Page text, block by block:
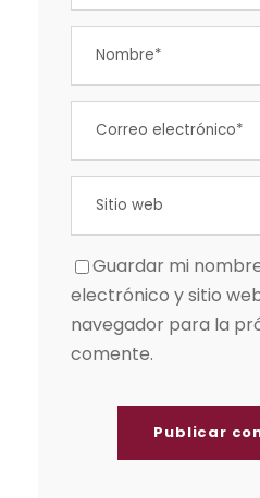
Guardar mi
electrónico y sitio
navegador para la
comente.